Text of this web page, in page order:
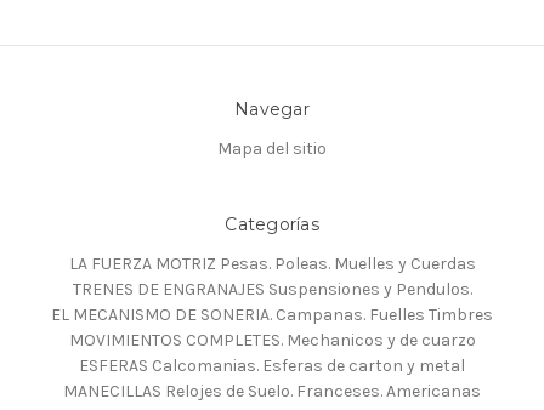
Navegar
Mapa del sitio
Categorías
LA FUERZA MOTRIZ Pesas. Poleas. Muelles y Cuerdas
TRENES DE ENGRANAJES Suspensiones y Pendulos.
EL MECANISMO DE SONERIA. Campanas. Fuelles Timbres
MOVIMIENTOS COMPLETES. Mechanicos y de cuarzo
ESFERAS Calcomanias. Esferas de carton y metal
MANECILLAS Relojes de Suelo. Franceses. Americanas